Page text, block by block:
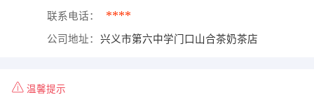
联系电话： ****
公司地址： 兴义市第六中学门口山合茶奶茶店
温馨提示